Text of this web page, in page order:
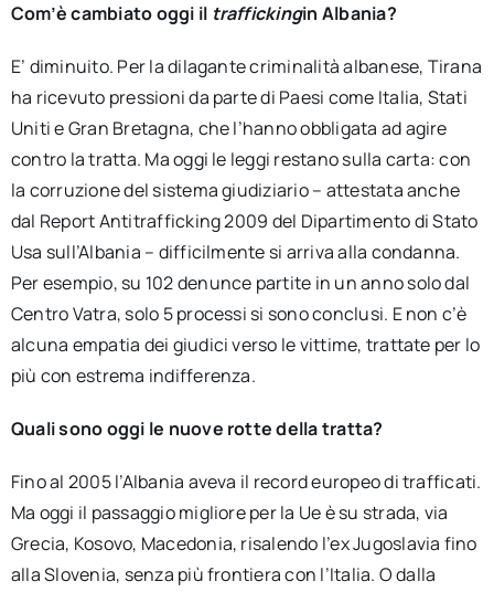
Com’è cambiato oggi il traffickingin Albania?
E’ diminuito. Per la dilagante criminalità albanese, Tirana
ha ricevuto pressioni da parte di Paesi come Italia, Stati
Uniti e Gran Bretagna, che l’hanno obbligata ad agire
contro la tratta. Ma oggi le leggi restano sulla carta: con
la corruzione del sistema giudiziario – attestata anche
dal Report Antitrafficking 2009 del Dipartimento di Stato
Usa sull’Albania – difficilmente si arriva alla condanna.
Per esempio, su 102 denunce partite in un anno solo dal
Centro Vatra, solo 5 processi si sono conclusi. E non c’è
alcuna empatia dei giudici verso le vittime, trattate per lo
più con estrema indifferenza.
Quali sono oggi le nuove rotte della tratta?
Fino al 2005 l’Albania aveva il record europeo di trafficati.
Ma oggi il passaggio migliore per la Ue è su strada, via
Grecia, Kosovo, Macedonia, risalendo l’ex Jugoslavia fino
alla Slovenia, senza più frontiera con l’Italia. O dalla